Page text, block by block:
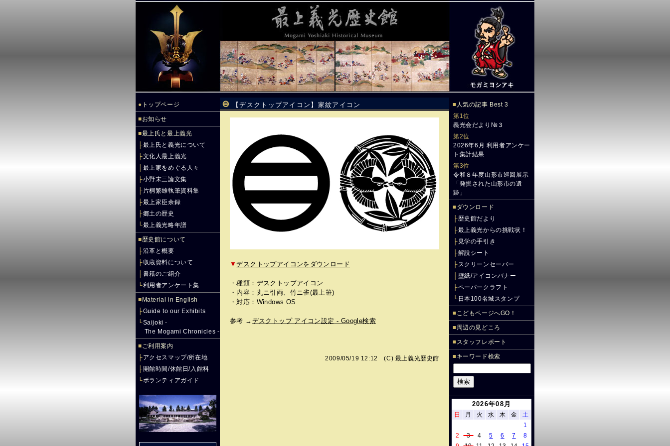
● トップページ
■お知らせ
■最上氏と最上義光
├最上氏と義光について
├文化人最上義光
├最上家をめぐる人々
├小野末三論文集
├ 片桐繁雄執筆資料集
├最上家臣余録
├郷土の歴史
└最上義光略年譜
■歴史館について
├沿革と概要
├収蔵資料について
├書籍のご紹介
└利用者アンケート集
■ Material in English
├Guide to our Exhibits
└Saijoki -
The Mogami Chronicles -
■ご利用案内
├アクセスマップ/所在地
├開館時間/休館日/入館料
└ボランティアガイド
【デスクトップアイコン】家紋アイコン
▼デスクトップアイコンをダウンロード
・種類：デスクトップアイコン
・内容：丸ニ引両、竹ニ雀(最上笹)
・対応：Windows OS
参考 → デスクトップ アイコン設定 - Google検索
2009/05/19 12:12 (C) 最上義光歴史館
■ 人気の記事 Best 3
第1位
義光会だより№３
第2位
2026年6月 利用者アンケー
ト集計結果
第3位
令和８年度山形市巡回展示
「発掘された山形市の遺
跡」
■ダウンロード
├歴史館だより
├最上義光からの挑戦状！
├ 見学の手引き
├解説シート
├スクリーンセーバー
├壁紙/アイコンバナー
├ペーパークラフト
└ 日本100名城スタンプ
■こどもページへGO！
■周辺の見どころ
■スタッフレポート
■キーワード検索
2026年08月
日 月 火 水 木 金
土
1
2
3 4 5 6 7
8